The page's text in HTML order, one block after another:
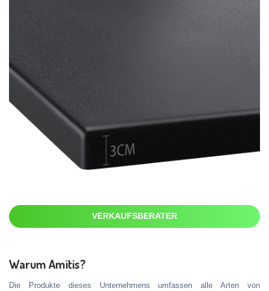
VERKAUFSBERATER
Warum Amitis?
Die Produkte dieses Unternehmens umfassen alle Arten von